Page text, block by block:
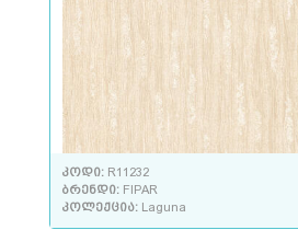
კოდი: R11232
ბრენდი: FIPAR
კოლექცია: Laguna